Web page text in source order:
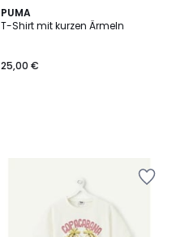
PUMA
T-Shirt mit kurzen Ärmeln
25,00 €